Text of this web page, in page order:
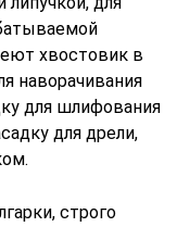
хвостовик в
наворачивания
для шлифования
для дрели,
строго